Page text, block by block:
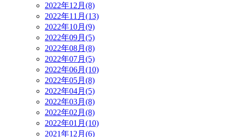
2022年12月(8)
2022年11月(13)
2022年10月(9)
2022年09月(5)
2022年08月(8)
2022年07月(5)
2022年06月(10)
2022年05月(8)
2022年04月(5)
2022年03月(8)
2022年02月(8)
2022年01月(10)
2021年12月(6)